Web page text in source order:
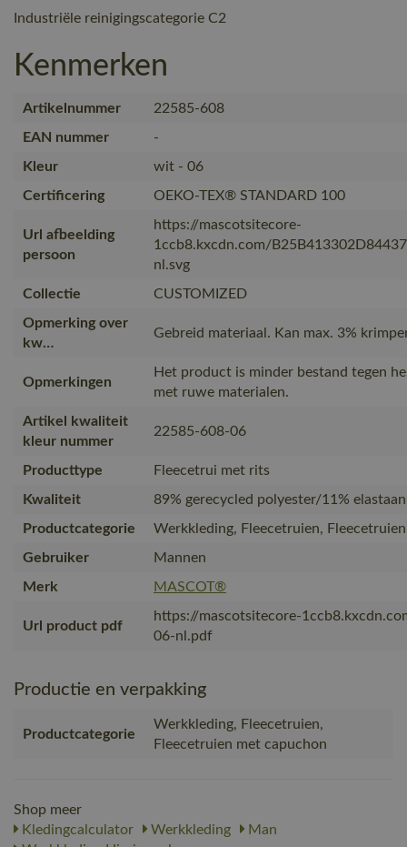
Industriële reinigingscategorie C2
Kenmerken
Artikelnummer
22585-608
EAN nummer
-
Kleur
wit - 06
Certificering
OEKO-TEX® STANDARD 100
Url afbeelding
persoon
https://mascotsitecore-
1ccb8.kxcdn.com/
nl.svg
Collectie
CUSTOMIZED
Opmerking over
kw…
Gebreid materiaal. Kan max. 3%
Opmerkingen
Het product is minder bestand tegen
met ruwe materialen.
Artikel kwaliteit
kleur nummer
22585-608-06
Producttype
Fleecetrui met rits
Kwaliteit
89% gerecycled polyester/11%
Productcategorie
Werkkleding, Fleecetruien,
Gebruiker
Mannen
Merk
MASCOT®
Url product pdf
https://mascotsitecore-
06-nl.pdf
Productie en verpakking
Productcategorie
Werkkleding, Fleecetruien,
Fleecetruien met capuchon
Shop meer
Kledingcalculator
Werkkleding
Man